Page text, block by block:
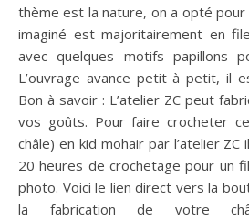
thème est la nature, on a opté
imaginé est majoritairement en
avec quelques motifs papillons
L’ouvrage avance petit à petit, il
Bon à savoir : L’atelier ZC peut
vos goûts. Pour faire crocheter
châle) en kid mohair par l’atelier
20 heures de crochetage pour un
photo. Voici le lien direct vers la
la fabrication de votre